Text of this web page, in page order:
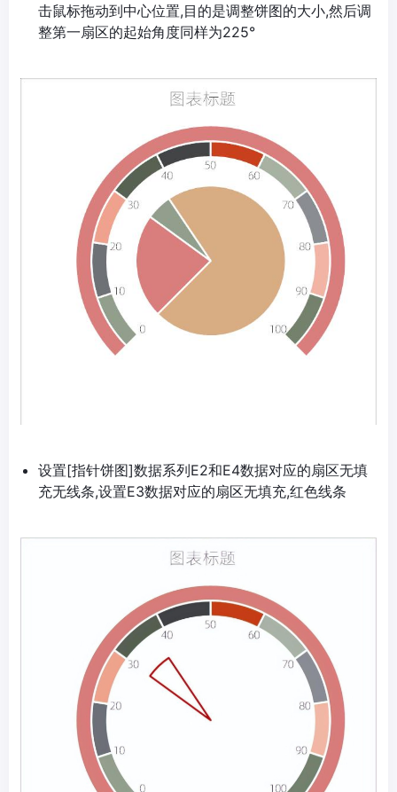
击鼠标拖动到中心位置,目的是调整饼图的大小,然后调
整第一扇区的起始角度同样为225°
设置[指针饼图]数据系列E2和E4数据对应的扇区无填
充无线条,设置E3数据对应的扇区无填充,红色线条